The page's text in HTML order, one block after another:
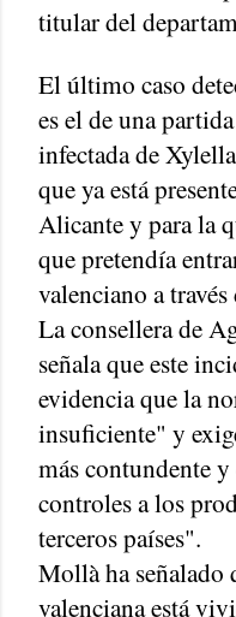
titular del
El último caso
es el de una
infectada de
que ya está
Alicante y para la
que pretendía
valenciano a
La consellera de
señala que este
evidencia que la
insuficiente" y
más contundente
controles a los
terceros países".
Mollà ha señalado
valenciana está